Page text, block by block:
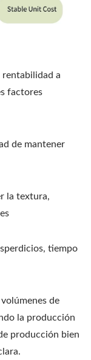
rentabilidad a
factores
de mantener
la textura,
tiempo
de
la producción
producción bien